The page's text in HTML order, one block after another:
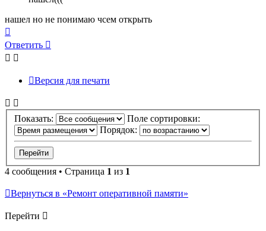
нашел но не понимаю чсем открыть
к
началу
Ответить
Ответить
Версия для печати
Показать:
Поле сортировки:
Порядок:
4 сообщения • Страница 1 из 1
Вернуться в «Ремонт оперативной памяти»
Перейти